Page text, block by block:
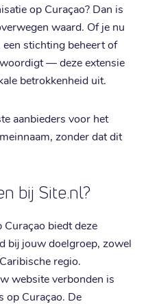
op Curaçao? Dan is
waard. Of je nu
stichting beheert of
— deze extensie
betrokkenheid uit.
aanbieders voor het
zonder dat dit
bij Site.nl?
biedt deze
bij jouw doelgroep, zowel
regio.
website verbonden is
op Curaçao. De